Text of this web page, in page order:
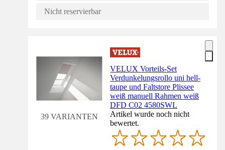
Nicht reservierbar
39 VARIANTEN
VELUX Vorteils-Set
Verdunkelungsrollo uni hell-
taupe und Faltstore Plissee
weiß manuell Rahmen weiß
DFD C02 4580SWL
Artikel wurde noch nicht
bewertet.